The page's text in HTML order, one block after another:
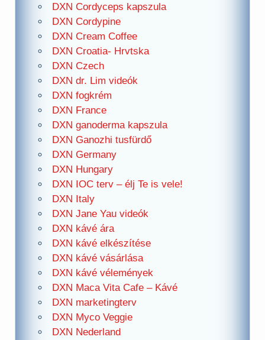
DXN Cordyceps kapszula
DXN Cordypine
DXN Cream Coffee
DXN Croatia- Hrvtska
DXN Czech
DXN dr. Lim videók
DXN fogkrém
DXN France
DXN ganoderma kapszula
DXN Ganozhi tusfürdő
DXN Germany
DXN Hungary
DXN IOC terv – élj Te is vele!
DXN Italy
DXN Jane Yau videók
DXN kávé ára
DXN kávé elkészítése
DXN kávé vásárlása
DXN kávé vélemények
DXN Maca Vita Cafe – Kávé
DXN marketingterv
DXN Myco Veggie
DXN Nederland